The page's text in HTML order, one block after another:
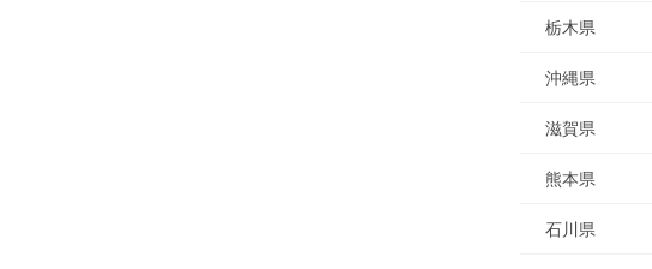
栃木県
沖縄県
滋賀県
熊本県
石川県